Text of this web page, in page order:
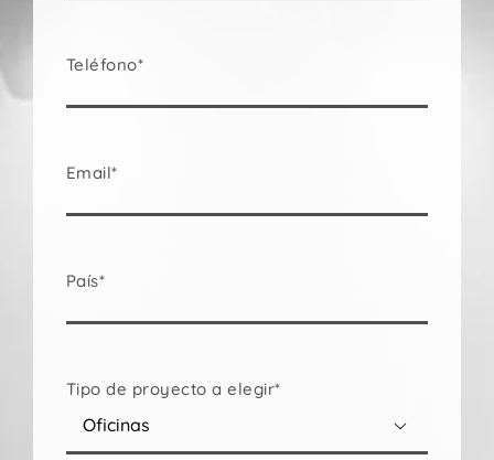
Teléfono*
Email*
País*
Tipo de proyecto a elegir*
